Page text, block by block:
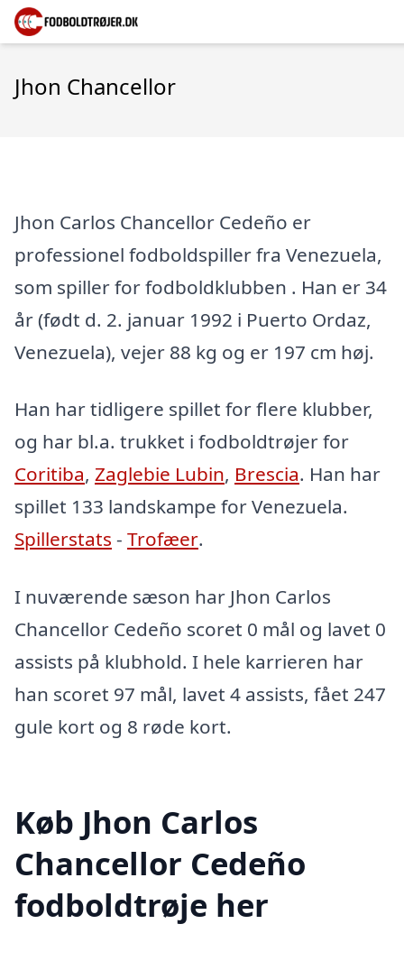
Jhon Chancellor
Jhon Carlos Chancellor Cedeño er
professionel fodboldspiller fra Venezuela,
som spiller for fodboldklubben . Han er 34
år (født d. 2. januar 1992 i Puerto Ordaz,
Venezuela), vejer 88 kg og er 197 cm høj.
Han har tidligere spillet for flere klubber,
og har bl.a. trukket i fodboldtrøjer for
Coritiba, Zaglebie Lubin, Brescia. Han har
spillet 133 landskampe for Venezuela.
Spillerstats - Trofæer.
I nuværende sæson har Jhon Carlos
Chancellor Cedeño scoret 0 mål og lavet 0
assists på klubhold. I hele karrieren har
han scoret 97 mål, lavet 4 assists, fået 247
gule kort og 8 røde kort.
Køb Jhon Carlos
Chancellor Cedeño
fodboldtrøje her